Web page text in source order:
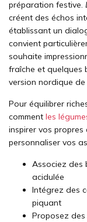
préparation festive.
créent des échos
établissant un
convient
souhaite
fraîche et quelques
version nordique
Pour équilibrer
comment les
inspirer vos
personnaliser vos
Associez des
acidulée
Intégrez des
piquant
Proposez